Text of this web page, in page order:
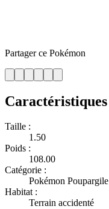
Partager ce Pokémon
Caractéristiques
Taille :
1.50
Poids :
108.00
Catégorie :
Pokémon Poupargile
Habitat :
Terrain accidenté